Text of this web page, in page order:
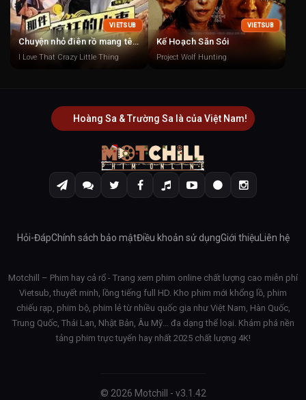
VIETSUB
Chuyện nhỏ điên rồ mang tên Tình Yêu
I Love That Crazy Little Thing
VIETSUB
Kế Hoạch Săn Sói
Project Wolf Hunting
Hoàng Sa & Trường Sa là của Việt Nam!
Hỏi-ĐápChính sách bảo mậtĐiều khoản sử dụngGiới thiệuLiên hệ
Motchill – Phim hay cả rổ - Trang xem phim online chất lượng cao miễn phí
Vietsub, thuyết minh, lồng tiếng full HD. Kho phim mới khổng lồ, phim
chiếu rạp, phim bộ, phim lẻ từ nhiều quốc gia như Việt Nam, Hàn Quốc,
Trung Quốc, Thái Lan, Nhật Bản, Âu Mỹ… đa dạng thể loại. Khám phá nền
tảng phim trực tuyến hay nhất 2025 chất lượng 4K!
© 2026 Motchill - v3.1.42